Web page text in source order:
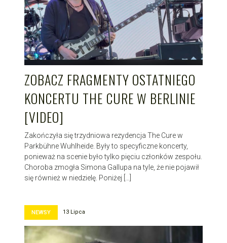
ZOBACZ FRAGMENTY OSTATNIEGO
KONCERTU THE CURE W BERLINIE
[VIDEO]
Zakończyła się trzydniowa rezydencja The Cure w
Parkbühne Wuhlheide. Były to specyficzne koncerty,
ponieważ na scenie było tylko pięciu członków zespołu.
Choroba zmogła Simona Gallupa na tyle, że nie pojawił
się również w niedzielę. Poniżej […]
NEWSY 13 Lipca